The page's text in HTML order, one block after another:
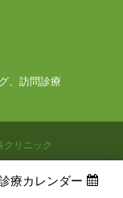
療カレンダー
、訪問診療
リニック
ダー」